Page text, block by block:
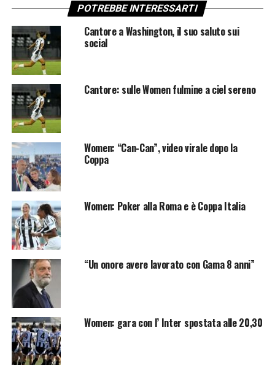
POTREBBE INTERESSARTI
Cantore a Washington, il suo saluto sui
social
Cantore: sulle Women fulmine a ciel sereno
Women: “Can-Can”, video virale dopo la
Coppa
Women: Poker alla Roma e è Coppa Italia
“Un onore avere lavorato con Gama 8 anni”
Women: gara con l’ Inter spostata alle 20,30